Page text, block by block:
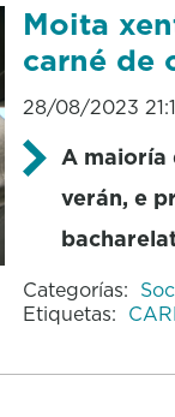
Moita
carné de
28/08/2023
A maioría
verán, e
Categorías:
Etiquetas: